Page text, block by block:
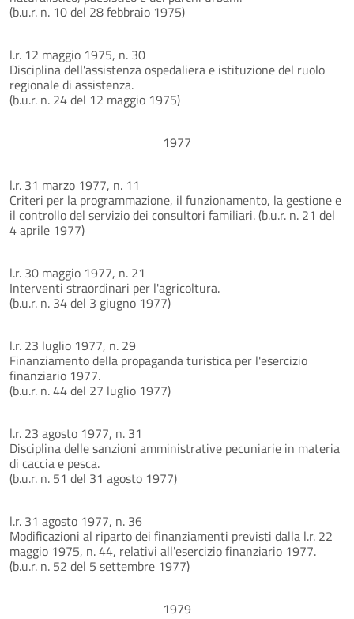
(b.u.r. n. 10 del 28 febbraio 1975)
l.r. 12 maggio 1975, n. 30
Disciplina dell'assistenza ospedaliera e istituzione del ruolo
regionale di assistenza.
(b.u.r. n. 24 del 12 maggio 1975)
1977
l.r. 31 marzo 1977, n. 11
Criteri per la programmazione, il funzionamento, la gestione e
il controllo del servizio dei consultori familiari. (b.u.r. n. 21 del
4 aprile 1977)
l.r. 30 maggio 1977, n. 21
Interventi straordinari per l'agricoltura.
(b.u.r. n. 34 del 3 giugno 1977)
l.r. 23 luglio 1977, n. 29
Finanziamento della propaganda turistica per l'esercizio
finanziario 1977.
(b.u.r. n. 44 del 27 luglio 1977)
l.r. 23 agosto 1977, n. 31
Disciplina delle sanzioni amministrative pecuniarie in materia
di caccia e pesca.
(b.u.r. n. 51 del 31 agosto 1977)
l.r. 31 agosto 1977, n. 36
Modificazioni al riparto dei finanziamenti previsti dalla l.r. 22
maggio 1975, n. 44, relativi all'esercizio finanziario 1977.
(b.u.r. n. 52 del 5 settembre 1977)
1979